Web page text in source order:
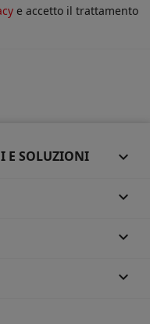
e accetto il trattamento
E SOLUZIONI 


